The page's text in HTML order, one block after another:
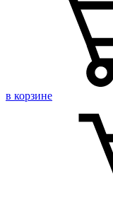
в корзине